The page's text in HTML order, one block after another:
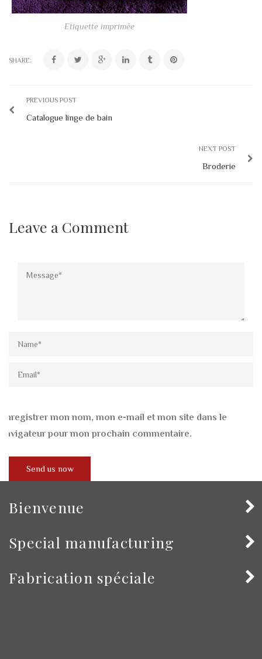
Etiquette imprimée
SHARE:
PREVIOUS POST
Catalogue linge de bain
NEXT POST
Broderie
Leave a Comment
Enregistrer mon nom, mon e-mail et mon site dans le
navigateur pour mon prochain commentaire.
Bienvenue
Special manufacturing
Fabrication spéciale